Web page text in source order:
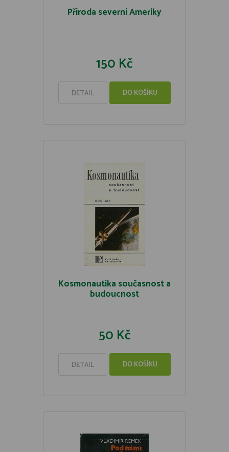
Příroda severní Ameriky
150 Kč
DETAIL DO KOŠÍKU
Kosmonautika současnost a
budoucnost
50 Kč
DETAIL DO KOŠÍKU